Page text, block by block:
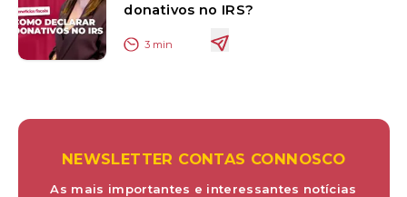
donativos no IRS?
3 min
NEWSLETTER CONTAS CONNOSCO
As mais importantes e interessantes notícias